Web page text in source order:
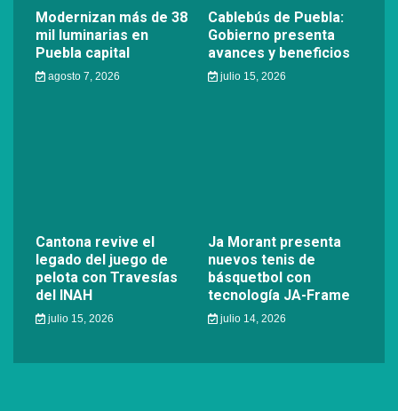
Modernizan más de 38
mil luminarias en
Puebla capital
agosto 7, 2026
Cablebús de Puebla:
Gobierno presenta
avances y beneficios
julio 15, 2026
Cantona revive el
legado del juego de
pelota con Travesías
del INAH
julio 15, 2026
Ja Morant presenta
nuevos tenis de
básquetbol con
tecnología JA-Frame
julio 14, 2026